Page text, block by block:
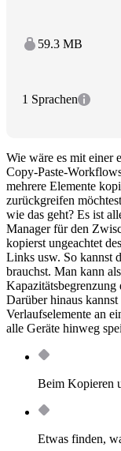
59.3 MB
1 Sprachen
Wie wäre es mit einer
Copy-Paste-
mehrere Elemente
zurückgreifen
wie das geht? Es ist
Manager für den
kopierst ungeachtet
Links usw. So kannst
brauchst. Man kann
Darüber hinaus
Verlaufselemente an
alle Geräte hinweg
Beim Kopieren
Etwas finden,